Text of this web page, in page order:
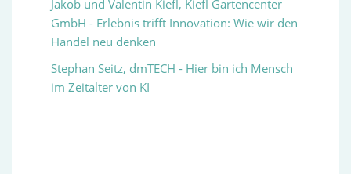
Jakob und Valentin Kiefl, Kiefl Gartencenter
GmbH - Erlebnis trifft Innovation: Wie wir den
Handel neu denken
Stephan Seitz, dmTECH - Hier bin ich Mensch
im Zeitalter von KI